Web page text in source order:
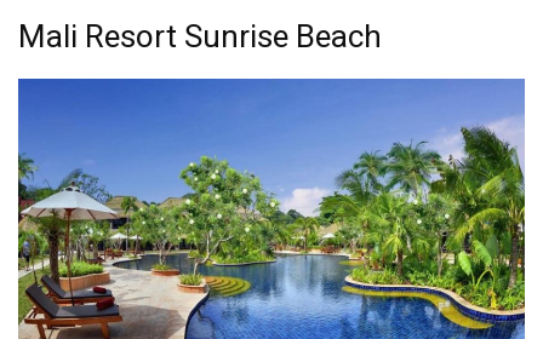
Mali Resort Sunrise Beach